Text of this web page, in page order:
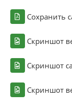
Сохранить
Скриншот
Скриншот
Скриншот